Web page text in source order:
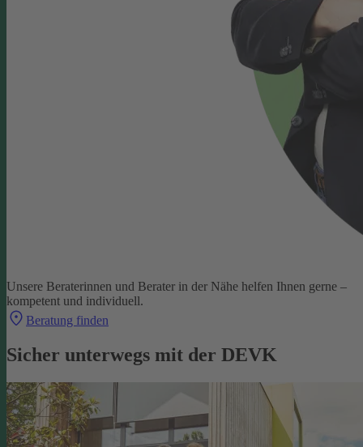
Unsere Beraterinnen und Berater in der Nähe helfen Ihnen gerne –
kompetent und individuell.
Beratung finden
Sicher unterwegs mit der DEVK